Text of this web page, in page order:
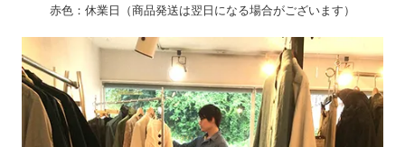
赤色：休業日（商品発送は翌日になる場合がございます）